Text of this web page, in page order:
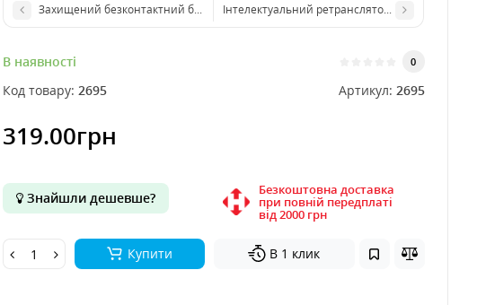
Захищений безконтактний брелок для клавіатури Tag (3 од)
Інтелектуальний ретранслятор сигналу Ajax
В наявності 0
Код товару: 2695 Артикул: 2695
319.00грн
Знайшли дешевше? Безкоштовна доставка
при повній передплаті
вiд 2000 грн
Купити В 1 клик